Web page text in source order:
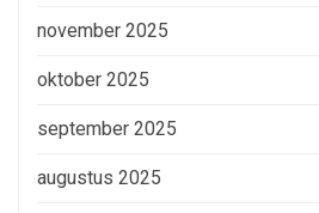
november 2025
oktober 2025
september 2025
augustus 2025